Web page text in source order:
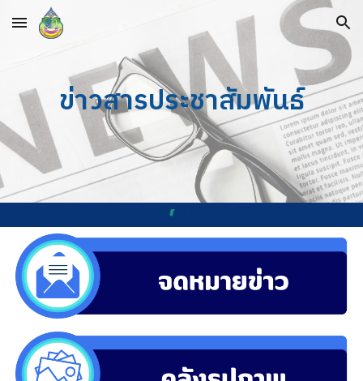
Skip to main content Skip to navigation
ข่าวสารประชาสัมพันธ์